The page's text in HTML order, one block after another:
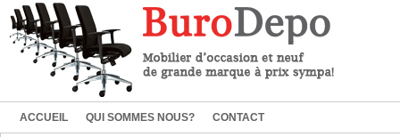
ACCUEIL QUI SOMMES NOUS? CONTACT